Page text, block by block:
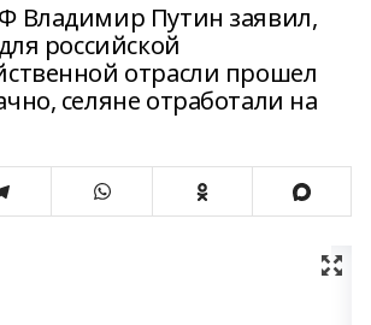
Владимир Путин заявил,
российской
отрасли прошел
селяне отработали на